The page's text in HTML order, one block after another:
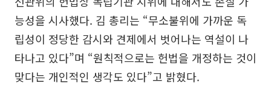
능성을 시사했다. 김 총리는 “무소불위에 가까운 독
립성이 정당한 감시와 견제에서 벗어나는 역설이 나
타나고 있다”며 “원칙적으로는 헌법을 개정하는 것이
맞다는 개인적인 생각도 있다”고 밝혔다.